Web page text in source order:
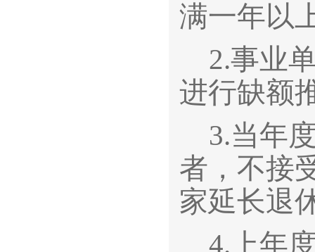
满一年以
2.事业
进行缺额
3.当年
者，不接
家延长退
4.上年